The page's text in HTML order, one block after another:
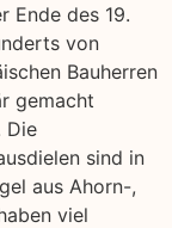
Ende des 19.
von
Bauherren
gemacht
Die
sind in
aus Ahorn-,
viel